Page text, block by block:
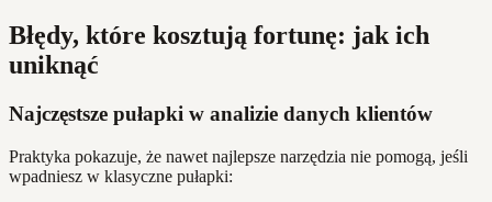
Błędy, które kosztują fortunę: jak ich
uniknąć
Najczęstsze pułapki w analizie danych klientów
Praktyka pokazuje, że nawet najlepsze narzędzia nie pomogą, jeśli
wpadniesz w klasyczne pułapki: